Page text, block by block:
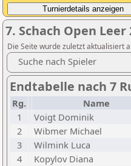
7. Schach Open Leer
Die Seite wurde zuletzt aktualisiert
Suche nach Spieler
Endtabelle nach 7
Rg. Name
1
Voigt Dominik
2
Wibmer Michael
3
Wilmink Luca
4
Kopylov Diana